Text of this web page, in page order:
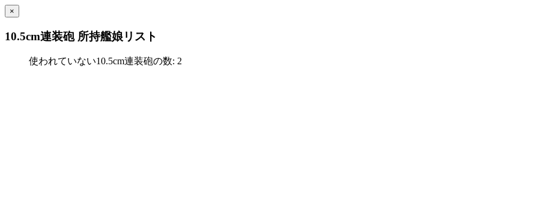
×
10.5cm連装砲 所持艦娘リスト
使われていない10.5cm連装砲の数: 2